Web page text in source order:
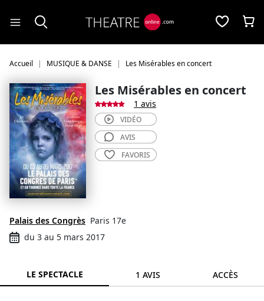
Accueil MUSIQUE & DANSE Les Misérables en concert
Les Misérables en concert
1 avis
Palais des Congrès Paris 17e
du 3 au 5 mars 2017
VIDÉO
AVIS
FAVORIS
LE SPECTACLE 1 AVIS ACCÈS